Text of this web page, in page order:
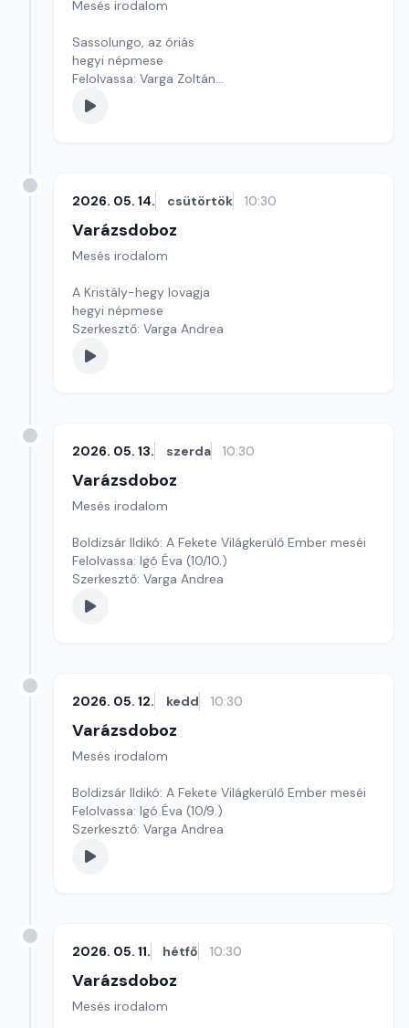
Mesés irodalom
Sassolungo, az óriás
hegyi népmese
Felolvassa: Varga Zoltán
Szerkesztő: Varga Andrea
2026. 05. 14. csütörtök 10:30
Varázsdoboz
Mesés irodalom
A Kristály-hegy lovagja
hegyi népmese
Szerkesztő: Varga Andrea
2026. 05. 13. szerda 10:30
Varázsdoboz
Mesés irodalom
Boldizsár Ildikó: A Fekete Világkerülő Ember meséi
Felolvassa: Igó Éva (10/10.)
Szerkesztő: Varga Andrea
2026. 05. 12. kedd 10:30
Varázsdoboz
Mesés irodalom
Boldizsár Ildikó: A Fekete Világkerülő Ember meséi
Felolvassa: Igó Éva (10/9.)
Szerkesztő: Varga Andrea
2026. 05. 11. hétfő 10:30
Varázsdoboz
Mesés irodalom